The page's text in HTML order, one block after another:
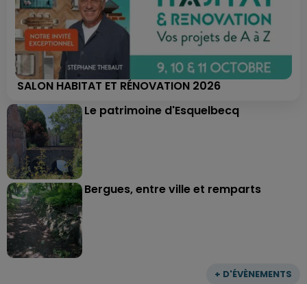
+ D'ÉVÈNEMENTS
SALON HABITAT ET RÉNOVATION 2026
Le patrimoine d'Esquelbecq
Bergues, entre ville et remparts